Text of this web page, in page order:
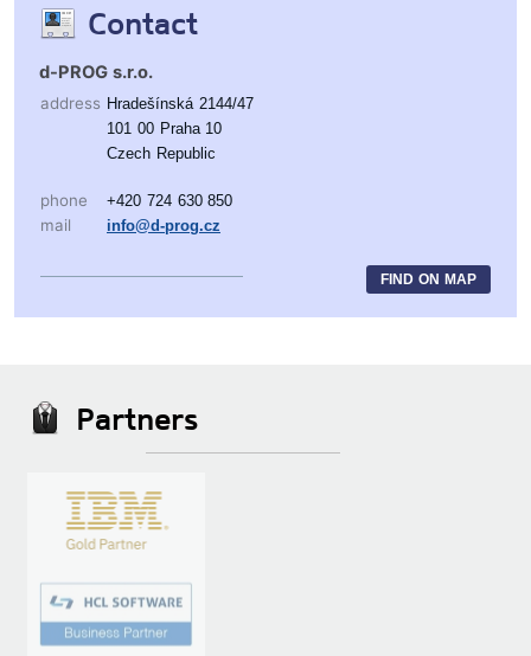
Contact
d-PROG s.r.o.
address Hradešínská 2144/47
101 00 Praha 10
Czech Republic
phone +420 724 630 850
mail info@d-prog.cz
FIND ON MAP
Partners